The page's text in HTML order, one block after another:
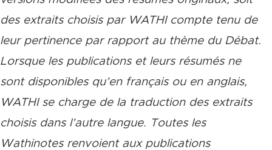
des extraits choisis par WATHI compte tenu de
leur pertinence par rapport au thème du Débat.
Lorsque les publications et leurs résumés ne
sont disponibles qu’en français ou en anglais,
WATHI se charge de la traduction des extraits
choisis dans l’autre langue. Toutes les
Wathinotes renvoient aux publications